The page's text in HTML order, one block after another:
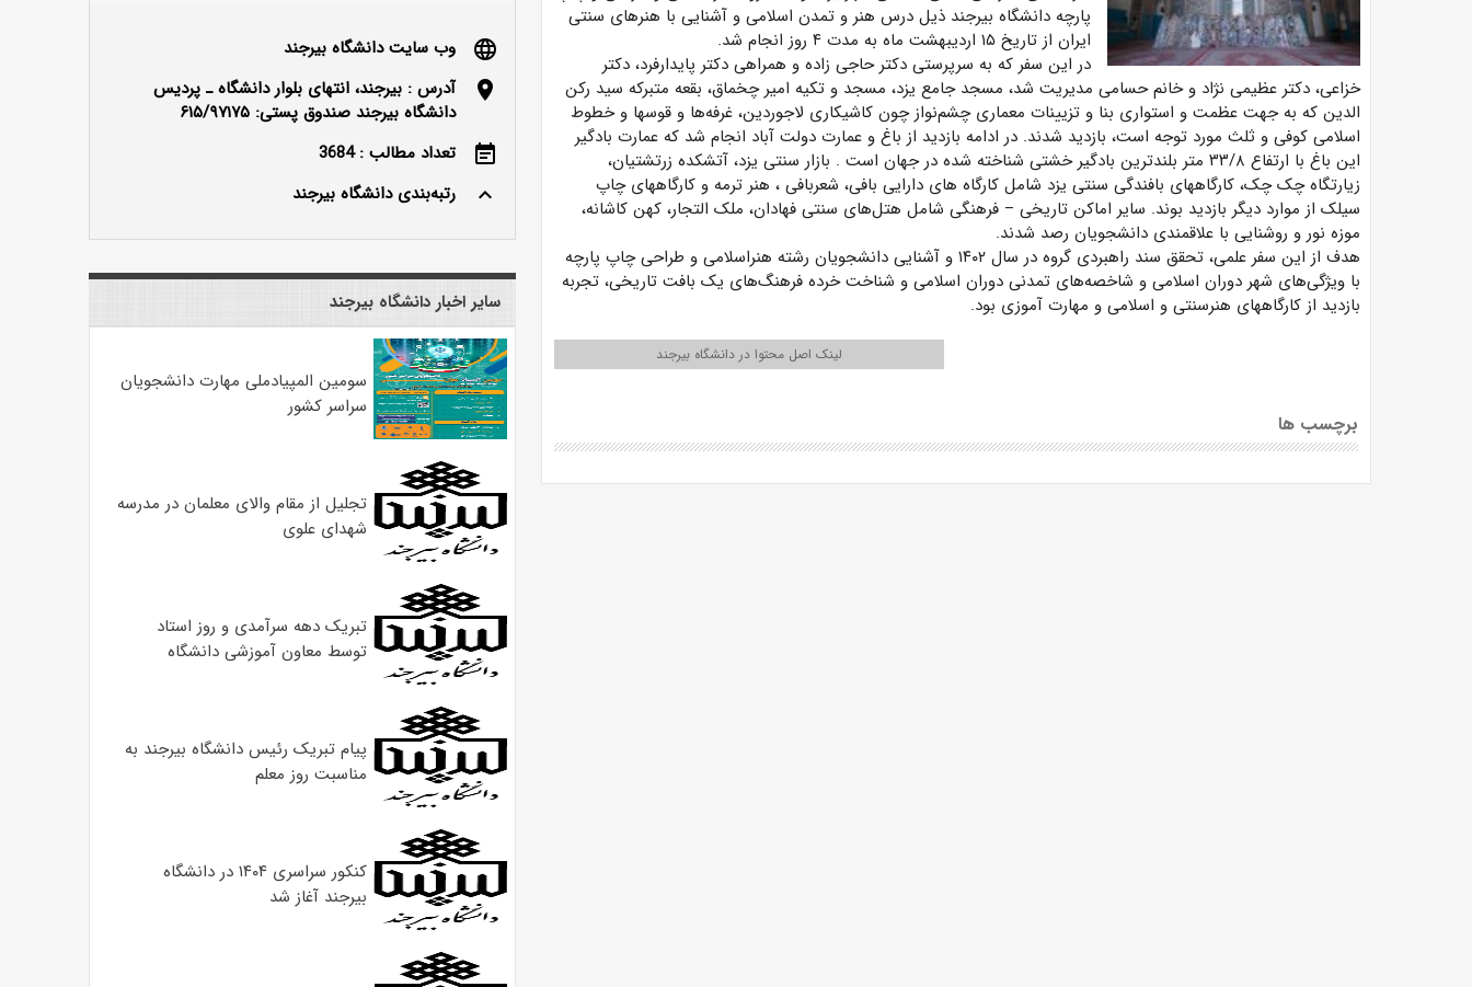
پارچه دانشگاه بیرجند ذیل درس هنر و تمدن اسلامی و آشنایی با هنرهای سنتی
ایران از تاریخ ۱۵ اردیبهشت ماه به مدت ۴ روز انجام شد.
در این سفر که به سرپرستی دکتر حاجی زاده و همراهی دکتر پایدارفرد، دکتر
خزاعی، دکتر عظیمی نژاد و خانم حسامی مدیریت شد، مسجد جامع یزد، مسجد و تکیه امیر چخماق، بقعه متبرکه سید رکن
الدین که به جهت عظمت و استواری بنا و تزیینات معماری چشم‌­نواز چون کاشیکاری لاجوردین، غرفه‌­ها و قوس­ها و خطوط
اسلامی کوفی و ثلث مورد توجه است، بازدید شدند. در ادامه بازدید از باغ و عمارت دولت آباد انجام شد که عمارت بادگیر
این باغ با ارتفاع ۳۳/۸ متر بلندترین بادگیر خشتی شناخته شده در جهان است . بازار سنتی یزد، آتشکده زرتشتیان،
زیارتگاه چک چک، کارگاههای بافندگی سنتی یزد شامل کارگاه های دارایی بافی، شعربافی ، هنر ترمه و کارگاه­های چاپ
سیلک از موارد دیگر بازدید بوند. سایر اماکن تاریخی – فرهنگی شامل هتل‌های سنتی فهادان، ملک التجار، کهن کاشانه،
موزه نور و روشنایی با علاقمندی دانشجویان رصد شدند.
هدف از این سفر علمی، تحقق سند راهبردی گروه در سال ۱۴۰۲ و
آشنایی دانشجویان رشته هنراسلامی و طراحی چاپ پارچه
با ویژگی‌های شهر دوران اسلامی و شاخصه‌های تمدنی دوران اسلامی و شناخت خرده فرهنگ‌های یک بافت تاریخی، تجربه
بازدید از کارگاه­های هنرسنتی و اسلامی و مهارت آموزی بود.
لینک اصل محتوا در دانشگاه بیرجند
برچسب ها
language
وب سایت دانشگاه بیرجند
location_on
آدرس : بیرجند، انتهای بلوار دانشگاه ـ پردیس
دانشگاه بیرجند صندوق پستی: ۶۱۵/۹۷۱۷۵
event_note
تعداد مطالب : 3684
keyboard_arrow_up
رتبه‌بندی دانشگاه بیرجند
سایر اخبار دانشگاه بیرجند
سومین المپیادملی مهارت دانشجویان
سراسر کشور
تجلیل از مقام والای معلمان در مدرسه
شهدای علوی
تبریک دهه سرآمدی و روز استاد
توسط معاون آموزشی دانشگاه
پیام تبریک رئیس دانشگاه بیرجند به
مناسبت روز معلم
کنکور سراسری ۱۴۰۴ در دانشگاه
بیرجند آغاز شد